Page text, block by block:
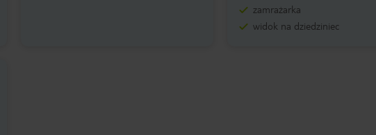
zamrażarka
widok na dziedziniec